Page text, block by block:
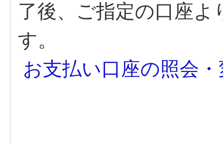
了後、ご指定の口座
す。
お支払い口座の照会